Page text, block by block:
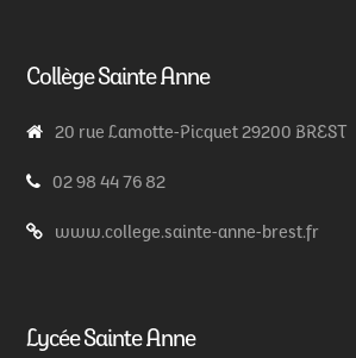
Collège Sainte Anne
20 rue Lamotte-Picquet 29200 BREST
02 98 44 76 82
www.college.sainte-anne-brest.fr
Lycée Sainte Anne